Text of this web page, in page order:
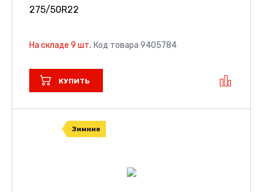
275/50R22
На складе 9 шт. Код товара 9405784
КУПИТЬ
Зимние